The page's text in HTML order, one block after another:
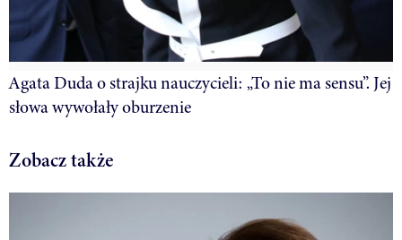
Agata Duda o strajku nauczycieli: „To nie ma sensu”. Jej
słowa wywołały oburzenie
Zobacz także